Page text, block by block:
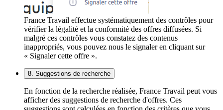
France Travail effectue systématiquement des contrôles pour
vérifier la légalité et la conformité des offres diffusées. Si
malgré ces contrôles vous constatez des contenus
inappropriés, vous pouvez nous le signaler en cliquant sur
« Signaler cette offre ».
8. Suggestions de recherche
En fonction de la recherche réalisée, France Travail peut vous
afficher des suggestions de recherche d'offres. Ces